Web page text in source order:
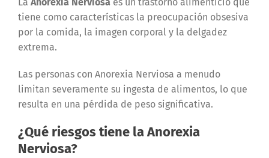
tiene como características la preocupación obsesiva
por la comida, la imagen corporal y la delgadez
extrema.
Las personas con Anorexia Nerviosa a menudo
limitan severamente su ingesta de alimentos, lo que
resulta en una pérdida de peso significativa.
¿Qué riesgos tiene la Anorexia
Nerviosa?